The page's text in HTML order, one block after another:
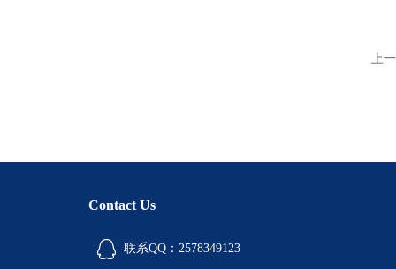
上
Contact Us
联系QQ：2578349123